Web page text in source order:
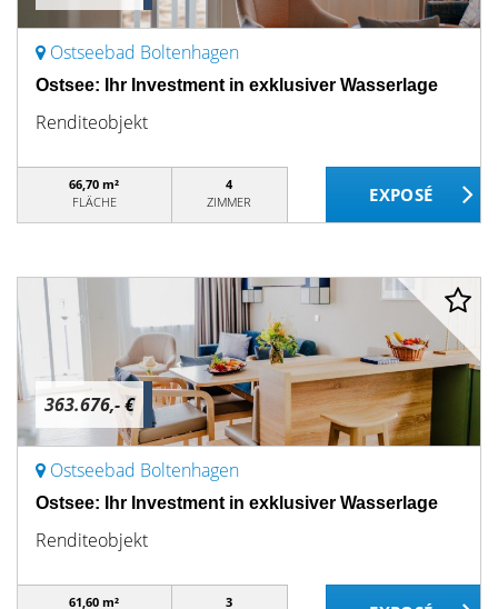
Ostseebad Boltenhagen
Ostsee: Ihr Investment in exklusiver Wasserlage
Renditeobjekt
66,70 m²
FLÄCHE
4
ZIMMER
363.676,- €
Ostseebad Boltenhagen
Ostsee: Ihr Investment in exklusiver Wasserlage
Renditeobjekt
61,60 m² 3